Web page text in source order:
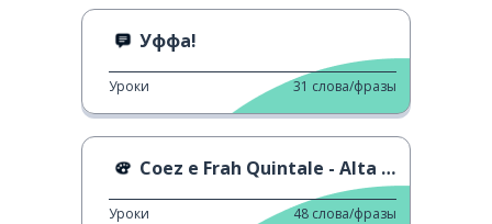
Уффа!
Уроки 31 слова/фразы
Coez e Frah Quintale - Alta marea
Уроки 48 слова/фразы